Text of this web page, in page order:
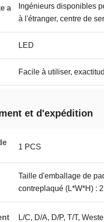
a
Ingénieurs disponibles
à l'étranger, centre de
LED
Facile à utiliser,
et d'expédition
1 PCS
Taille d'emballage de
contreplaqué (L*W*H) :
L/C, D/A, D/P, T/T,